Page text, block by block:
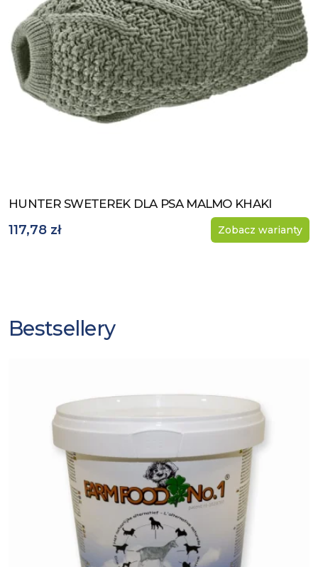
Zobacz produkt
HUNTER SWETEREK DLA PSA MALMO KHAKI
117,78 zł Zobacz warianty
Bestsellery